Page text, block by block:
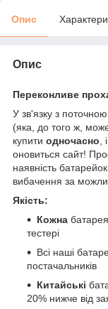
Опис
Опис
Переконливе
У зв'язку з
(яка, до того ж,
купити одночасно
оновиться сайт!
наявність
вибачення за
Якість:
Кожна
тестері
Всі наші
постачальників
Китайські
20% нижче від